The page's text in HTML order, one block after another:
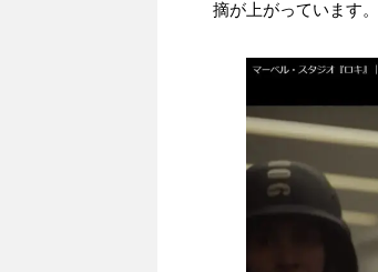
摘が上がっています。